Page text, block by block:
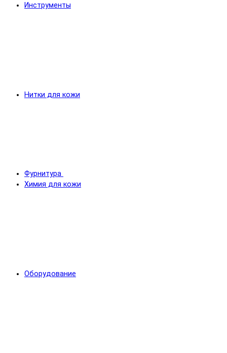
Инструменты
Нитки для кожи
Фурнитура
Химия для кожи
Оборудование